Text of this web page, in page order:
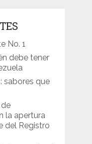
No. 1
debe tener
sabores que
la apertura
del Registro